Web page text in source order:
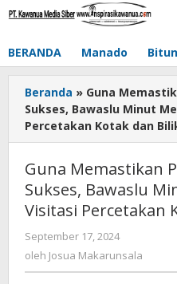
Lewati
BERANDA Manado
Beranda » Guna
Sukses, Bawaslu Minut
Percetakan Kotak dan
Guna Memastikan
Sukses, Bawaslu
Visitasi Percetakan
September 17, 2024
Josua
oleh Josua Makarunsala